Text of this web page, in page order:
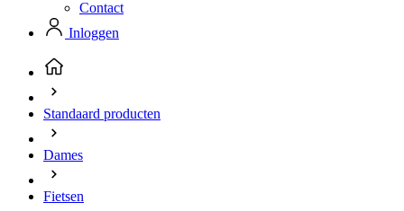
Contact
Inloggen
Standaard producten
Dames
Fietsen